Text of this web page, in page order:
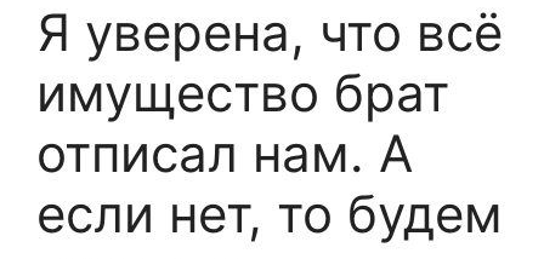
Я уверена, что всё
имущество брат
отписал нам. А
если нет, то будем